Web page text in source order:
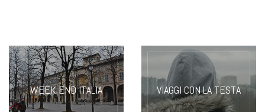
WEEK END ITALIA VIAGGI CON LA TESTA